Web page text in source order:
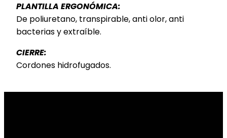
PLANTILLA ERGONÓMICA:
De poliuretano, transpirable, anti olor, anti
bacterias y extraíble.
CIERRE:
Cordones hidrofugados.